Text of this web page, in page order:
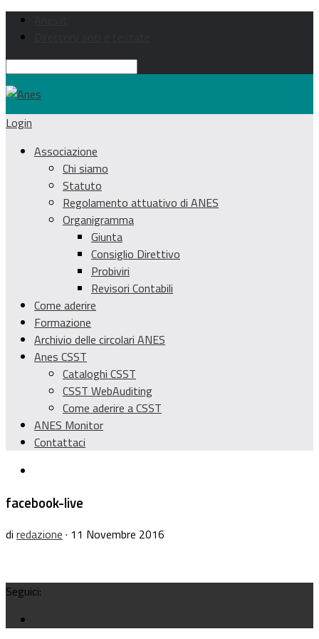
Login
Associazione
Chi siamo
Statuto
Regolamento attuativo di ANES
Organigramma
Giunta
Consiglio Direttivo
Probiviri
Revisori Contabili
Come aderire
Formazione
Archivio delle circolari ANES
Anes CSST
Cataloghi CSST
CSST WebAuditing
Come aderire a CSST
ANES Monitor
Contattaci
facebook-live
di redazione · 11 Novembre 2016
Seguici: